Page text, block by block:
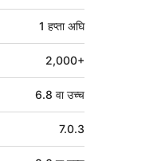
1 हप्ताअघि
2,000+
6.8 वा उच्च
7.0.3